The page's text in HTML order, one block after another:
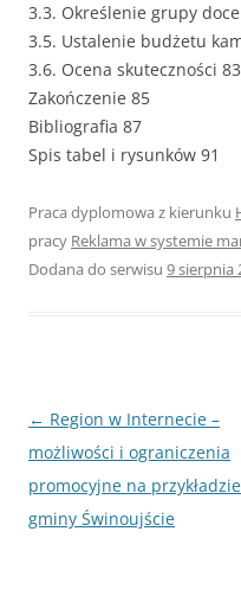
3.3. Określenie grupy
3.5. Ustalenie budżetu
3.6. Ocena skuteczności 83
Zakończenie 85
Bibliografia 87
Spis tabel i rysunków 91
Praca dyplomowa z kierunku
pracy Reklama w systemie
Dodana do serwisu 9 sierpnia
Nawigacja
wpisu
← Region w Internecie –
możliwości i ograniczenia
promocyjne na przykładzie
gminy Świnoujście